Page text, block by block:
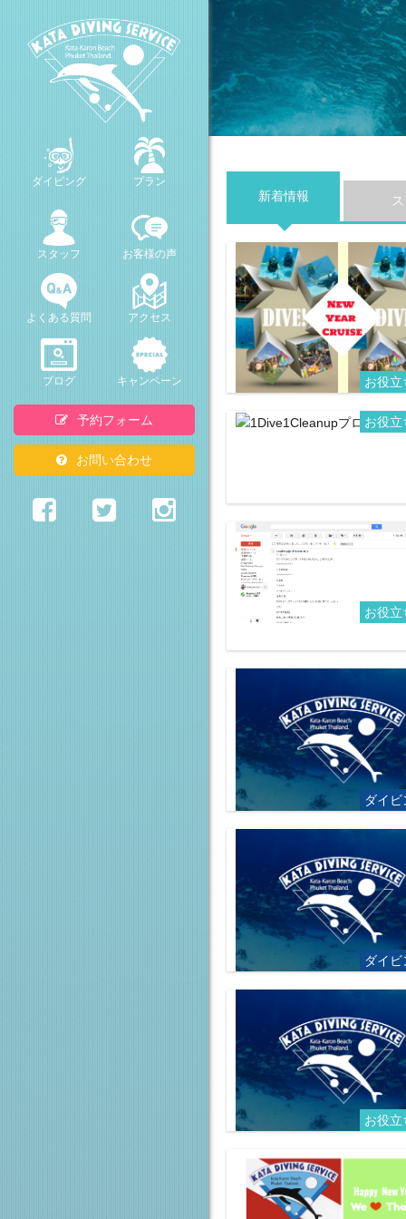
ダイビング プラン
スタッフ お客様の声
よくある質問 アクセス
ブログ キャンペーン
予約フォーム
お問い合わせ
新着情報
お役立
お役立
お役立
ダイ
ダイ
お役立